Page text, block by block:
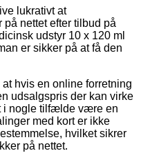
lukrativt at
nettet efter tilbud på
udstyr 10 x 120 ml
er sikker på at få den
hvis en online forretning
udsalgspris der kan virke
i nogle tilfælde være en
med kort er ikke
hvilket sikrer
på nettet.